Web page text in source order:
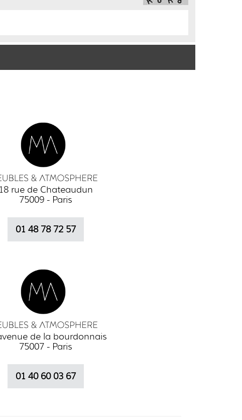
18 rue de Chateaudun
75009 - Paris
01 48 78 72 57
de la bourdonnais
75007 - Paris
01 40 60 03 67